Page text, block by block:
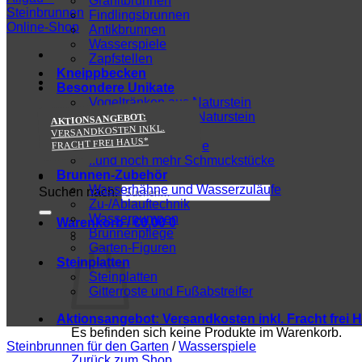
AKTIONSANGEBOT:
VERSANDKOSTEN INKL.
FRACHT FREI HAUS*
Suchen nach:
Warenkorb /€0,00 0
Es befinden sich keine Produkte im Warenkorb.
Findlingsbrunnen
Antikbrunnen
Wasserspiele
Zapfstellen
Kneippbecken
Besondere Unikate
Vogeltränken aus Naturstein
Pflanzentröge aus Naturstein
Sitzbänke & Tische
Besondere Findlinge
..und noch mehr Schmuckstücke
Brunnen-Zubehör
Wasserhähne und Wasserzuläufe
Zu-/Ablauftechnik
Wasserpumpen
Brunnenpflege
Garten-Figuren
Steinplatten
Steinplatten
Gitterroste und Fußabstreifer
Aktionsangebot: Versandkosten inkl. Fracht frei
Steinbrunnen für den Garten / Wasserspiele